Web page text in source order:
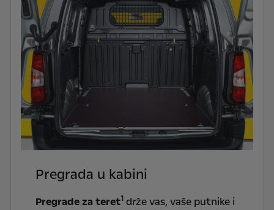
Pregrada u kabini
Pregrade za teret1drže vas, vaše putnike i